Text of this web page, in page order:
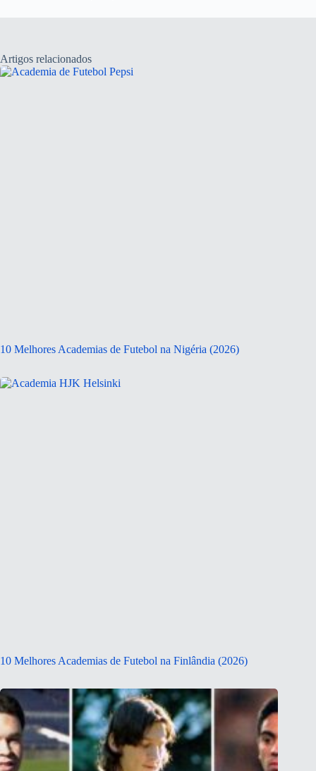
Artigos relacionados
10 Melhores Academias de Futebol na Nigéria (2026)
10 Melhores Academias de Futebol na Finlândia (2026)